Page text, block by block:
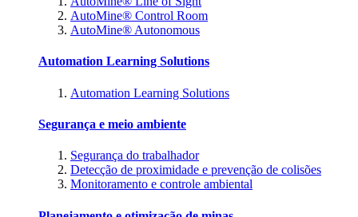
AutoMine® Control Room
AutoMine® Autonomous
Automation Learning Solutions
Automation Learning Solutions
Segurança e meio ambiente
Segurança do trabalhador
Detecção de proximidade e prevenção de colisões
Monitoramento e controle ambiental